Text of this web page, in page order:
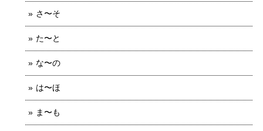
さ〜そ
た〜と
な〜の
は〜ほ
ま〜も